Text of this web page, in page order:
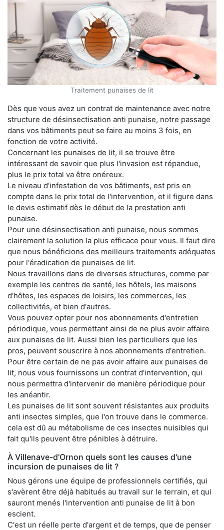
Traitement punaises de lit
Dès que vous avez un contrat de maintenance avec notre
structure de désinsectisation anti punaise, notre passage
dans vos bâtiments peut se faire au moins 3 fois, en
fonction de votre activité.
Concernant les punaises de lit, il se trouve être
intéressant de savoir que plus l'invasion est répandue,
plus le prix total va être onéreux.
Le niveau d'infestation de vos bâtiments, est pris en
compte dans le prix total de l'intervention, et il figure dans
le devis estimatif dès le début de la prestation anti
punaise.
Pour une désinsectisation anti punaise, nous sommes
clairement la solution la plus efficace pour vous. Il faut dire
que nous bénéficions des meilleurs traitements adéquates
pour l'éradication de punaises de lit.
Nous travaillons dans de diverses structures, comme par
exemple les centres de santé, les hôtels, les maisons
d'hôtes, les espaces de loisirs, les commerces, les
collectivités, et bien d'autres.
Vous pouvez opter pour nos abonnements d'entretien
périodique, vous permettant ainsi de ne plus avoir affaire
aux punaises de lit. Aussi bien les particuliers que les
pros, peuvent souscrire à nos abonnements d'entretien.
Pour être certain de ne pas avoir affaire aux punaises de
lit, nous vous fournissons un contrat d'intervention, qui
nous permettra d'intervenir de manière périodique pour
les anéantir.
Les punaises de lit sont souvent résistantes aux produits
anti insectes simples, que l'on trouve dans le commerce.
cela est dû au métabolisme de ces insectes nuisibles qui
fait qu'ils peuvent être pénibles à détruire.
À Villenave-d'Ornon quels sont les causes d'une
incursion de punaises de lit ?
Nous gérons une équipe de professionnels certifiés, qui
s'avèrent être déjà habitués au travail sur le terrain, et qui
sauront menés l'intervention anti punaise de lit à bon
escient.
C'est un réelle perte d'argent et de temps, que de penser